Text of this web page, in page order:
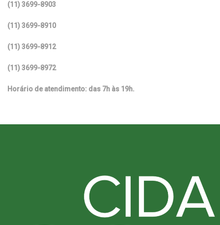
(11) 3699-8903
(11) 3699-8910
(11) 3699-8912
(11) 3699-8972
Horário de atendimento: das 7h às 19h.